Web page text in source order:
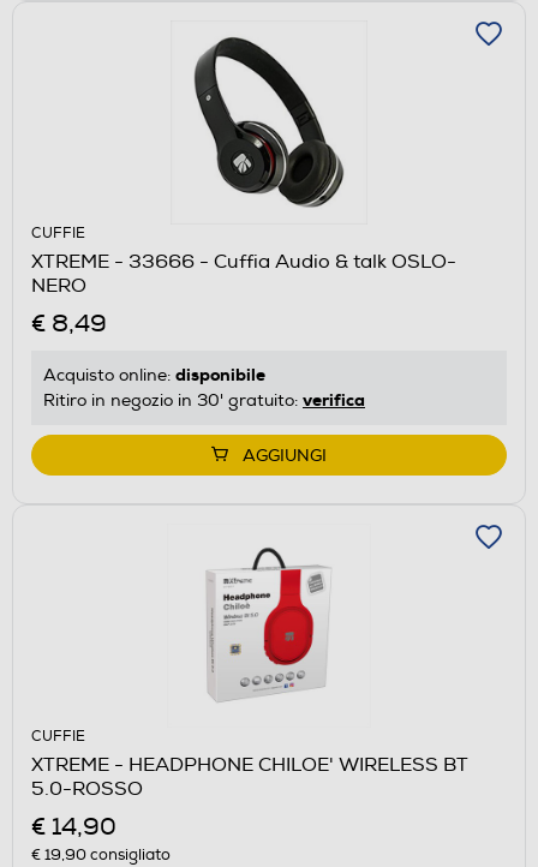
CUFFIE
XTREME - 33666 - Cuffia Audio & talk OSLO-
NERO
€ 8,49
Acquisto online: disponibile
Ritiro in negozio in 30' gratuito: verifica
AGGIUNGI
CUFFIE
XTREME - HEADPHONE CHILOE' WIRELESS BT
5.0-ROSSO
€ 14,90
€ 19,90consigliato